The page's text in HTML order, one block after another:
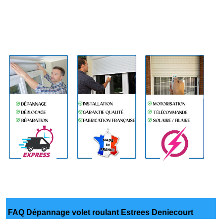
FAQ Dépannage volet roulant Estrees Deniecourt